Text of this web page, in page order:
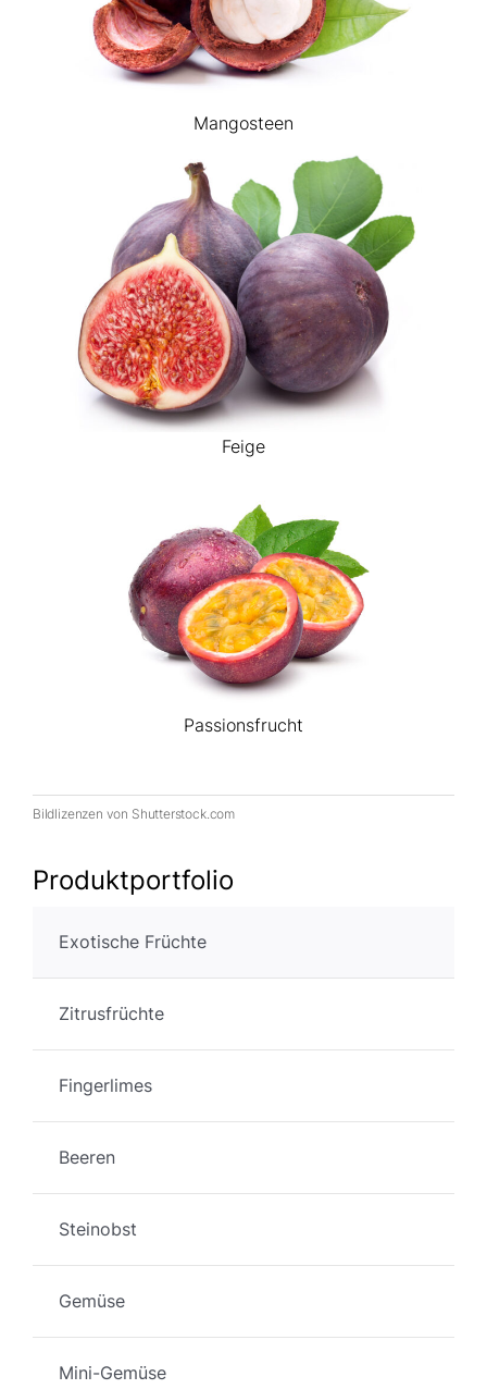
Mangosteen
Feige
Passionsfrucht
Bildlizenzen von Shutterstock.com
Produktportfolio
Exotische Früchte
Zitrusfrüchte
Fingerlimes
Beeren
Steinobst
Gemüse
Mini-Gemüse